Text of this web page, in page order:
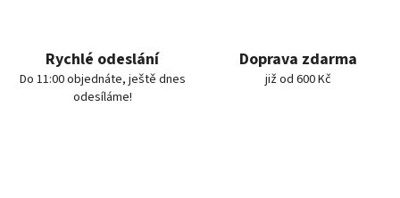
Rychlé odeslání
Do 11:00 objednáte, ještě dnes
odesíláme!
Doprava zdarma
již od 600 Kč